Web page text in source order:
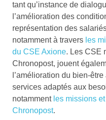
tant qu’instance de
l’amélioration des
représentation des
notamment à travers les
du CSE Axione. Les CSE
Chronopost, jouent
l’amélioration du bien-
services adaptés aux
notamment les missions
Chronopost.